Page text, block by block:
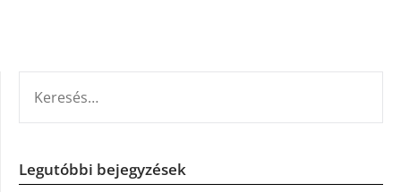
Legutóbbi bejegyzések